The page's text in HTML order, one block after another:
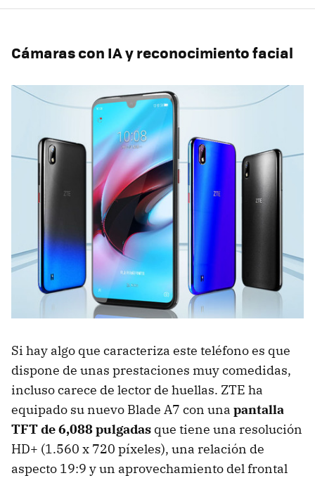
Cámaras con IA y reconocimiento facial
Si hay algo que caracteriza este teléfono es que
dispone de unas prestaciones muy comedidas,
incluso carece de lector de huellas. ZTE ha
equipado su nuevo Blade A7 con una pantalla
TFT de 6,088 pulgadas que tiene una resolución
HD+ (1.560 x 720 píxeles), una relación de
aspecto 19:9 y un aprovechamiento del frontal